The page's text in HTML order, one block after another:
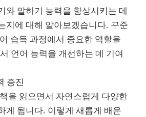
와 말하기 능력을 향상시키는 데
지에 대해 알아보겠습니다. 꾸준
습득 과정에서 중요한 역할을
언어 능력을 개선하는 데 기여
증진
을 읽으면서 자연스럽게 다양한
게 됩니다. 이렇게 새롭게 배운